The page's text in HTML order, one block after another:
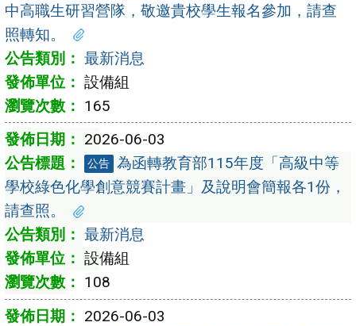
中高職生研習營隊，敬邀貴校學生報名參加，請查
照轉知。
最新消息
設備組
165
2026-06-03
公告 為函轉教育部115年度「高級中等
學校綠色化學創意競賽計畫」及說明會簡報各1份，
請查照。
最新消息
設備組
108
2026-06-03